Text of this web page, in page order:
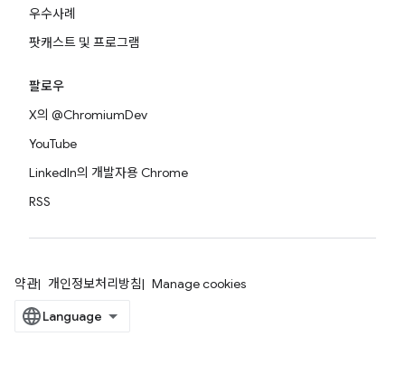
우수사례
팟캐스트 및 프로그램
팔로우
X의 @ChromiumDev
YouTube
LinkedIn의 개발자용 Chrome
RSS
약관 개인정보처리방침 Manage cookies